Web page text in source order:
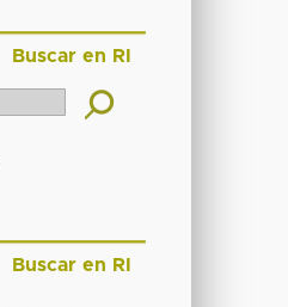
Buscar en RI
Buscar en RI